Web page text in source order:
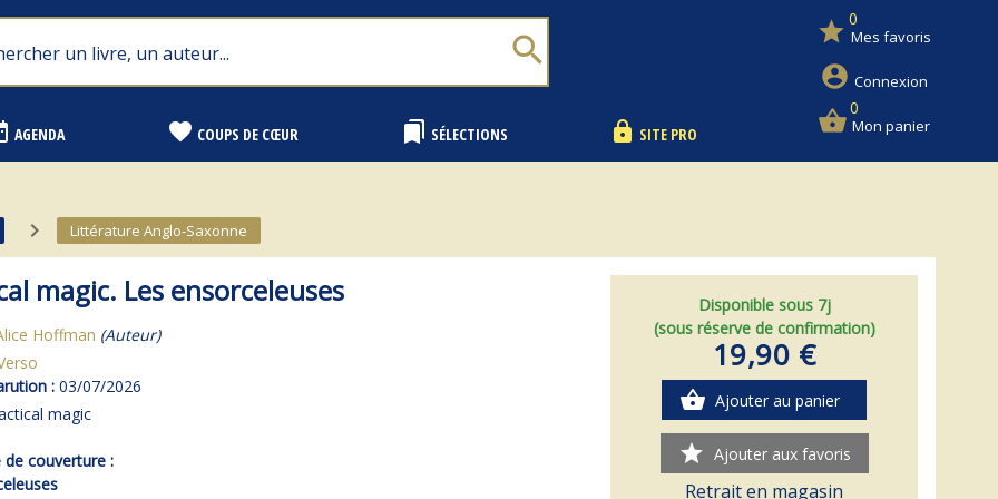
search
AGENDA favorite COUPS DE CŒUR bookmarks SÉLECTIONS lock SITE PRO
star 0
Mes favoris
account_circle Connexion
shopping_basket0
Mon panier
navigate_next Littérature Anglo-Saxonne
magic. Les ensorceleuses
Hoffman (Auteur)
: 03/07/2026
magic
couverture :
Disponible sous 7j
(sous réserve de confirmation)
19,90 €
shopping_basket Ajouter au panier
star Ajouter aux favoris
Retrait en magasin